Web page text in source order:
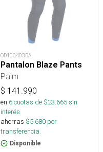
OD100403BA
Pantalon Blaze Pants
Palm
$ 141.990
en 6cuotas de $23.665sin
interés
ahorras $5.680 por
transferencia.
Disponible